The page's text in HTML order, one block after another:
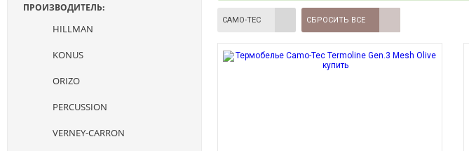
ПРОИЗВОДИТЕЛЬ:
HILLMAN
KONUS
ORIZO
PERCUSSION
VERNEY-CARRON
CAMO-TEC СБРОСИТЬ ВСЕ